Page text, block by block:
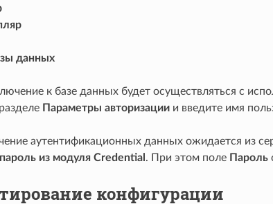
данных
к базе данных будет осуществляться с
Параметры авторизациии введите имя
аутентификационных данных ожидается из
из модуля Credential . При этом поле Пароль
конфигурации